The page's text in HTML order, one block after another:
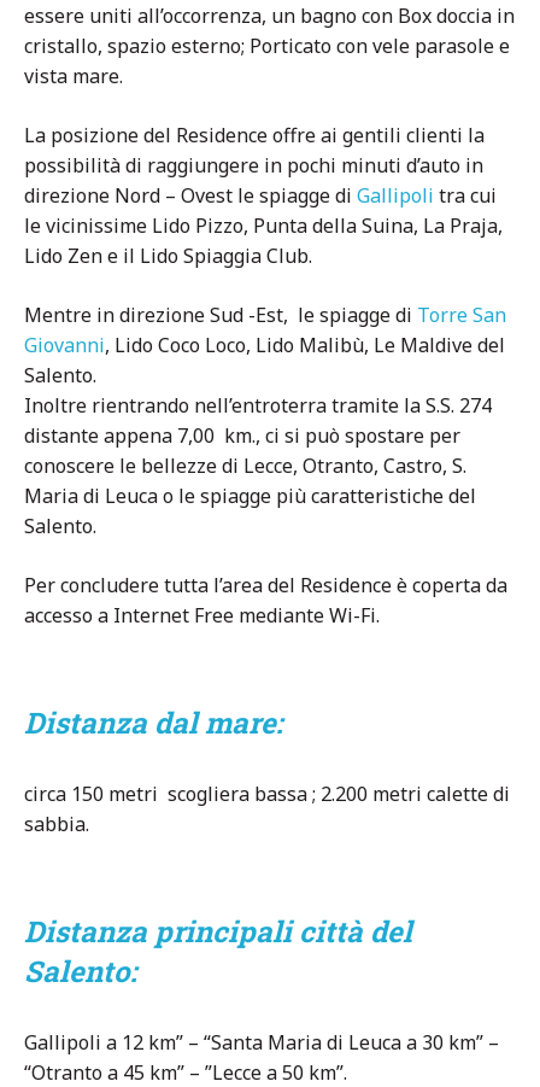
essere uniti all’occorrenza, un bagno con Box doccia in
cristallo, spazio esterno; Porticato con vele parasole e
vista mare.
La posizione del Residence offre ai gentili clienti la
possibilità di raggiungere in pochi minuti d’auto in
direzione Nord – Ovest le spiagge di Gallipoli tra cui
le vicinissime Lido Pizzo, Punta della Suina, La Praja,
Lido Zen e il Lido Spiaggia Club.
Mentre in direzione Sud -Est, le spiagge di Torre San
Giovanni, Lido Coco Loco, Lido Malibù, Le Maldive del
Salento.
Inoltre rientrando nell’entroterra tramite la S.S. 274
distante appena 7,00 km., ci si può spostare per
conoscere le bellezze di Lecce, Otranto, Castro, S.
Maria di Leuca o le spiagge più caratteristiche del
Salento.
Per concludere tutta l’area del Residence è coperta da
accesso a Internet Free mediante Wi-Fi.
Distanza dal mare:
circa 150 metri scogliera bassa ; 2.200 metri calette di
sabbia.
Distanza principali città del
Salento:
Gallipoli a 12 km” – “Santa Maria di Leuca a 30 km” –
“Otranto a 45 km” – ”Lecce a 50 km”.